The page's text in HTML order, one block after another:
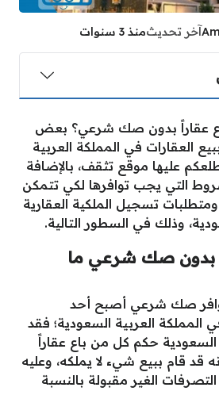
آخر تحديثمنذ 3 سنوات
عقاراً بدون صك شرعي؟ بعض
العقارات في المملكة العربية
عليها موقع تثقف، بالإضافة
التي يجب توافرها لكي تتمكن
تسجيل الملكية العقارية
وذلك في السطور التالية.
بدون صك شرعي ما
صك شرعي أصبح أحد
المملكة العربية السعودية؛ فقد
حكم كل من باع عقاراً
قام ببيع شيء لا يملكه، وعليه
الغير مقبولة بالنسبة